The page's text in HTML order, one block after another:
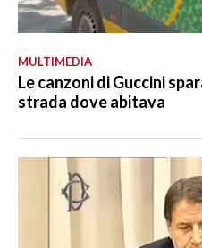
MULTIMEDIA
Le canzoni di Guccini
strada dove abitava